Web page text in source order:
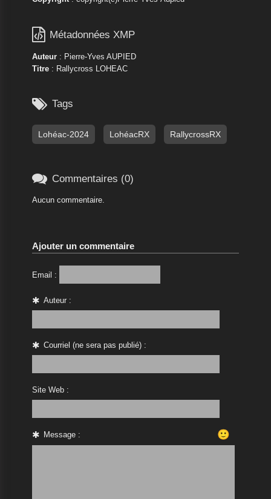
 Métadonnées XMP
Auteur: Pierre-Yves AUPIED
Titre: Rallycross LOHEAC
 Tags
Lohéac-2024 LohéacRX RallycrossRX
 Commentaires (0)
Aucun commentaire.
Ajouter un commentaire
Email :
Auteur :
Courriel (ne sera pas publié) :
Site Web :
Message : 🙂